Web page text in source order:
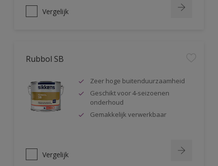
Vergelijk
Rubbol SB
Zeer hoge buitenduurzaamheid
Geschikt voor 4-seizoenen
onderhoud
Gemakkelijk verwerkbaar
Vergelijk